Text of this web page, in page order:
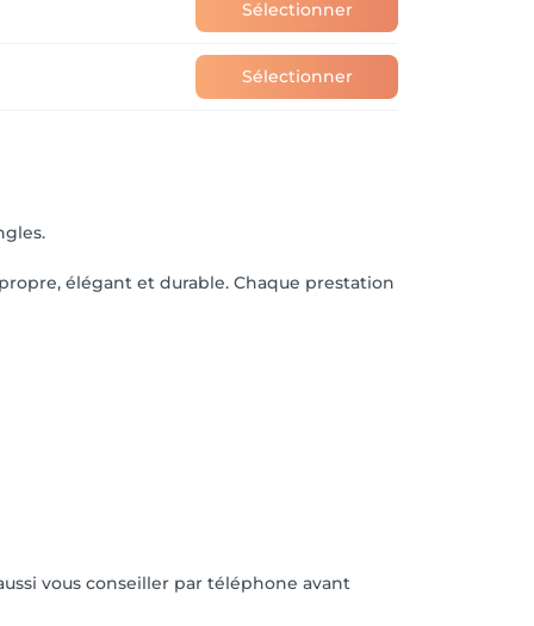
Sélectionner
Sélectionner
élégant et durable. Chaque prestation
vous conseiller par téléphone avant